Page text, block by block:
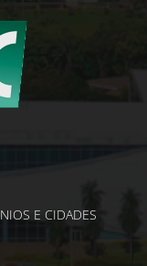
E CIDADES